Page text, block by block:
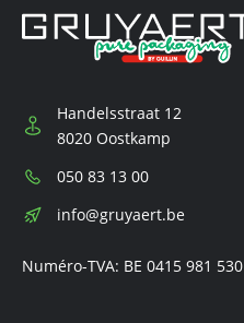
Handelsstraat 12
8020 Oostkamp
Téléphone:
050 83 13 00
E-
info@gruyaert.be
Numéro-TVA: BE 0415 981 530